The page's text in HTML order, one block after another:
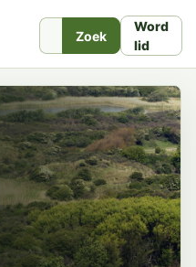
Zoek
Word
lid